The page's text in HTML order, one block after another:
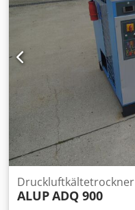
Druckluftkältetrockner
ALUPADQ 900